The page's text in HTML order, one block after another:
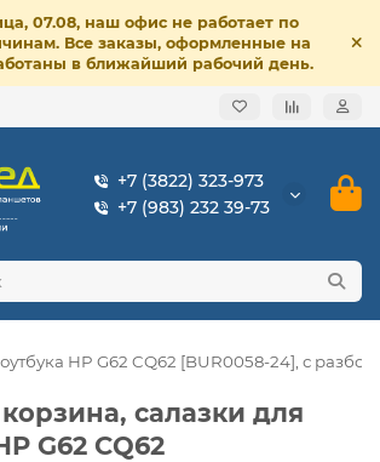
07.08, наш офис не работает по
Все заказы, оформленные на
в ближайший рабочий день.
+7 (3822) 323-973
+7 (983) 232 39-73
HP G62 CQ62 [BUR0058-24], с
салазки для
G62 CQ62